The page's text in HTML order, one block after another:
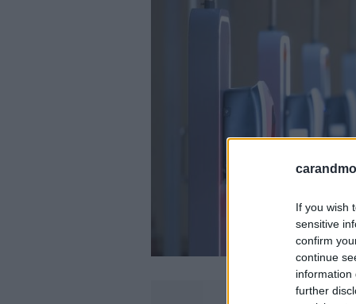
If you wish
sensitive
confirm
continue
information
further